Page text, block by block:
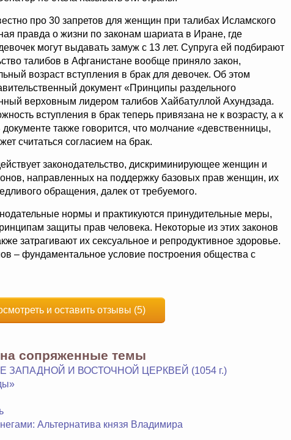
про 30 запретов для женщин при талибах Исламского
правда о жизни по законам шариата в Иране, где
могут выдавать замуж с 13 лет. Супруга ей подбирают
талибов в Афганистане вообще приняло закон,
возраст вступления в брак для девочек. Об этом
документ «Принципы раздельного
верховным лидером талибов Хайбатуллой Ахундзада.
вступления в брак теперь привязана не к возрасту, а к
также говорится, что молчание «девственницы,
считаться согласием на брак.
законодательство, дискриминирующее женщин и
направленных на поддержку базовых прав женщин, их
обращения, далек от требуемого.
нормы и практикуются принудительные меры,
защиты прав человека. Некоторые из этих законов
затрагивают их сексуальное и репродуктивное здоровье.
– фундаментальное условие построения общества с
и оставить отзывы (5)
сопряженные темы
И ВОСТОЧНОЙ ЦЕРКВЕЙ (1054 г.)
Альтернатива князя Владимира